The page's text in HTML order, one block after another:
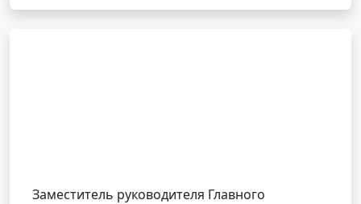
Заместитель руководителя Главного